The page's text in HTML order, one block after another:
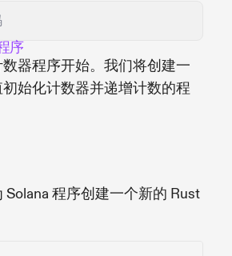
序
器程序开始。我们将创建一
始化计数器并递增计数的程
Solana 程序创建一个新的 Rust